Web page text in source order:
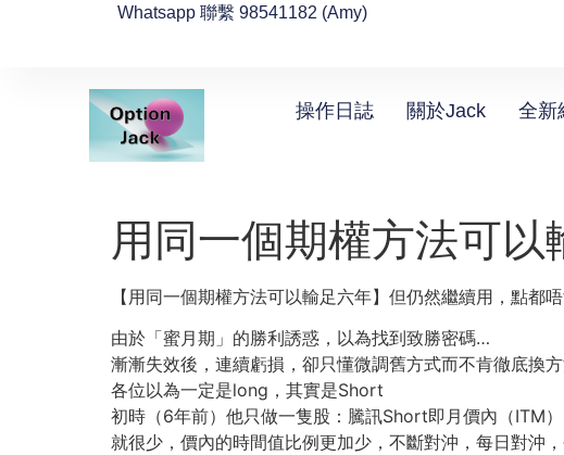
Whatsapp 聯繫 98541182 (Amy)
操作日誌 關於Jack 全新
用同一個期權方法可以
【用同一個期權方法可以輸足六年】但仍然繼續用，點都
由於「蜜月期」的勝利誘惑，以為找到致勝密碼…
漸漸失效後，連續虧損，卻只懂微調舊方式而不肯徹底換
各位以為一定是long，其實是Short
初時（6年前）他只做一隻股：騰訊Short即月價內（ITM
就很少，價內的時間值比例更加少，不斷對沖，每日對